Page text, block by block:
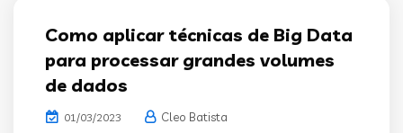
Como aplicar técnicas de Big Data
para processar grandes volumes
de dados
01/03/2023 Cleo Batista